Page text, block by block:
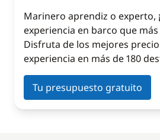
Marinero aprendiz o experto,
experiencia en barco que
Disfruta de los mejores
experiencia en más de 180
Tu presupuesto gratuito